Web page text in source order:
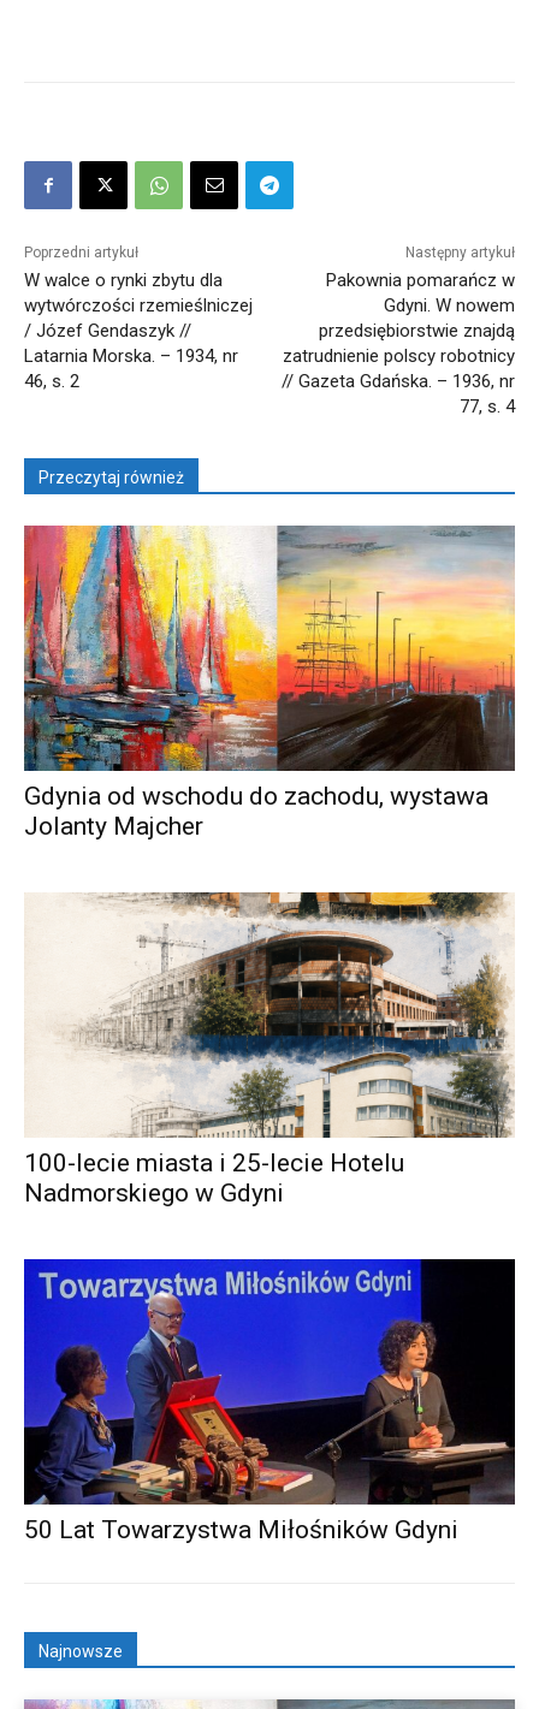
Poprzedni artykuł
W walce o rynki zbytu dla
wytwórczości rzemieślniczej
/ Józef Gendaszyk //
Latarnia Morska. – 1934, nr
46, s. 2
Następny artykuł
Pakownia pomarańcz w
Gdyni. W nowem
przedsiębiorstwie znajdą
zatrudnienie polscy robotnicy
// Gazeta Gdańska. – 1936, nr
77, s. 4
Przeczytaj również
Gdynia od wschodu do zachodu, wystawa
Jolanty Majcher
100-lecie miasta i 25-lecie Hotelu
Nadmorskiego w Gdyni
50 Lat Towarzystwa Miłośników Gdyni
Najnowsze